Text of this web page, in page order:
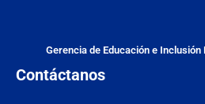
Gerencia de Educación e Inclusión
Contáctanos